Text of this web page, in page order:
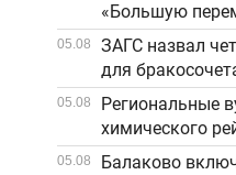
«Большую
05.08
ЗАГС назвал
для
05.08
Региональные
химического
05.08
Балаково